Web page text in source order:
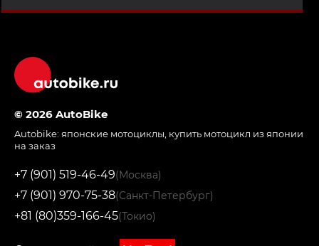
© 2026 AutoBike
Autobike: японские мотоциклы купить мотоцикл из японии
на заказ
+7 (901) 519-46-49(Москва)
+7 (901) 970-75-38(Санкт-Петербург)
+81 (80)359-166-45(Токио)